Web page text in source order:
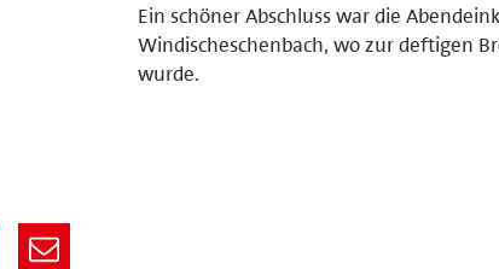
Ein schöner Abschluss war die
Windischeschenbach, wo zur deftigen
wurde.